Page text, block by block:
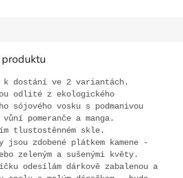
dostání ve 2 variantách.
odlité z ekologického
sójového vosku s podmanivou
vůní pomeranče a manga.
tlustostěnném skle.
jsou zdobené plátkem kamene -
zeleným a sušenými květy.
odesílám dárkově zabalenou a